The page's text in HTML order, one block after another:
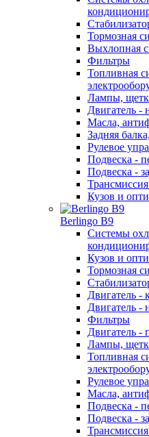
Тормозная
Выхлопная
Фильтры
Топливная
Лампы,
Двигатель -
Масла,
Задняя
Рулевое
Подвеска -
Подвеска -
Кузов и
Berlingo B9
Системы
Кузов и
Тормозная
Двигатель -
Двигатель -
Фильтры
Двигатель -
Лампы,
Топливная
Рулевое
Масла,
Подвеска -
Подвеска -